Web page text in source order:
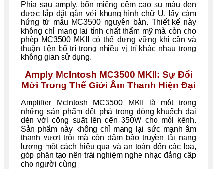
Phía sau amply, bốn miếng đệm cao su màu đen
được lắp đặt gắn với khung hình chữ U, lấy cảm
hứng từ mẫu MC3500 nguyên bản. Thiết kế này
không chỉ mang lại tính chất thẩm mỹ mà còn cho
phép MC3500 MKII có thể đứng vững khi cần và
thuận tiện bố trí trong nhiều vị trí khác nhau trong
không gian sử dụng.
Amply McIntosh MC3500 MKII: Sự Đổi
Mới Trong Thế Giới Âm Thanh Hiện Đại
Amplifier McIntosh MC3500 MKII là một trong
những sản phẩm đột phá trong dòng khuếch đại
đèn với công suất lên đến 350W cho mỗi kênh.
Sản phẩm này không chỉ mang lại sức mạnh âm
thanh vượt trội mà còn đảm bảo truyền tải năng
lượng một cách hiệu quả và an toàn đến các loa,
góp phần tạo nên trải nghiệm nghe nhạc đẳng cấp
cho người dùng.